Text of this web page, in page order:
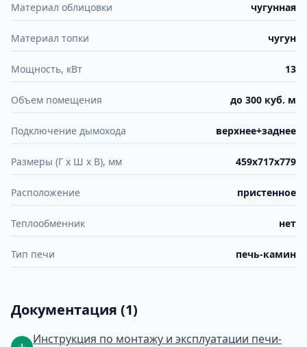
Материал облицовки чугунная
Материал топки чугун
Мощность, кВт 13
Объем помещения до 300 куб. м
Подключение дымохода верхнее+заднее
Размеры (Г х Ш х В), мм 459х717х779
Расположение пристенное
Теплообменник нет
Тип печи печь-камин
Документация (1)
Инструкция по монтажу и эксплуатации печи-